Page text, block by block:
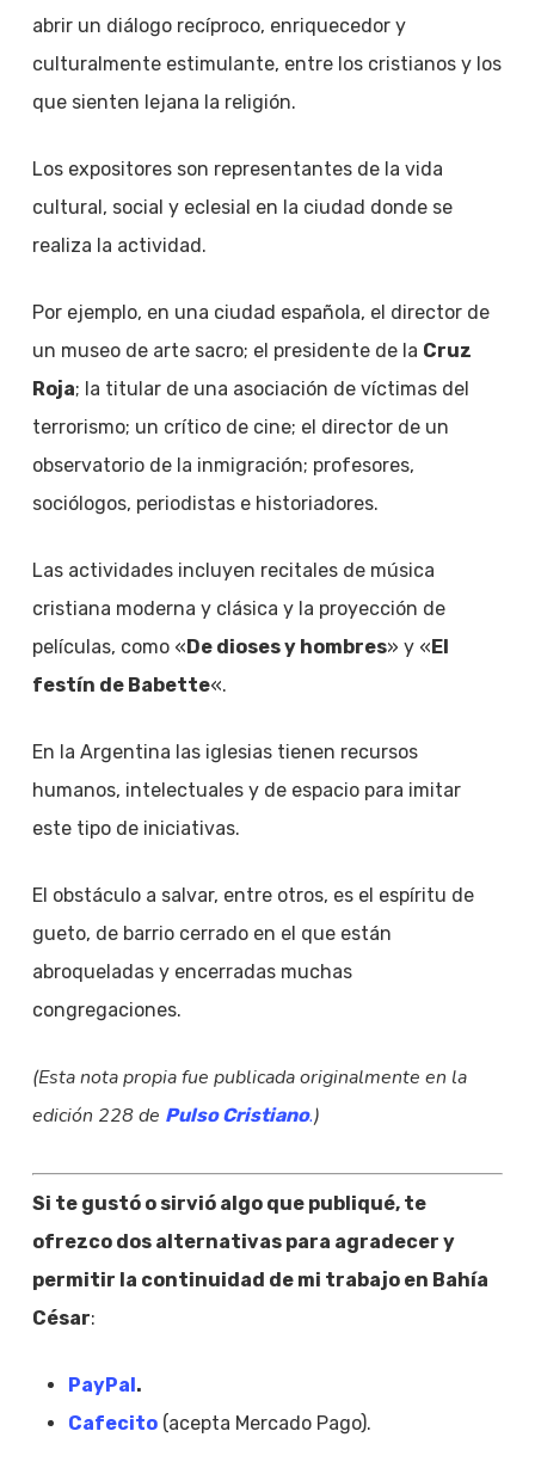
abrir un diálogo recíproco, enriquecedor y
culturalmente estimulante, entre los cristianos y los
que sienten lejana la religión.
Los expositores son representantes de la vida
cultural, social y eclesial en la ciudad donde se
realiza la actividad.
Por ejemplo, en una ciudad española, el director de
un museo de arte sacro; el presidente de la Cruz
Roja; la titular de una asociación de víctimas del
terrorismo; un crítico de cine; el director de un
observatorio de la inmigración; profesores,
sociólogos, periodistas e historiadores.
Las actividades incluyen recitales de música
cristiana moderna y clásica y la proyección de
películas, como «De dioses y hombres» y «El
festín de Babette«.
En la Argentina las iglesias tienen recursos
humanos, intelectuales y de espacio para imitar
este tipo de iniciativas.
El obstáculo a salvar, entre otros, es el espíritu de
gueto, de barrio cerrado en el que están
abroqueladas y encerradas muchas
congregaciones.
(Esta nota propia fue publicada originalmente en la
edición 228 de Pulso Cristiano.)
Si te gustó o sirvió algo que publiqué, te
ofrezco dos alternativas para agradecer y
permitir la continuidad de mi trabajo en Bahía
César:
PayPal.
Cafecito(acepta Mercado Pago).